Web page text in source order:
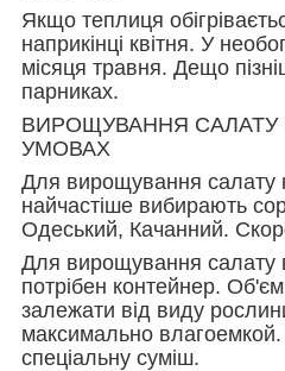
Якщо теплиця
наприкінці квітня. У
місяця травня. Дещо
парниках.
ВИРОЩУВАННЯ САЛАТУ
УМОВАХ
Для вирощування салату
найчастіше вибирають
Одеський, Качанний.
Для вирощування салату
потрібен контейнер.
залежати від виду
максимально
спеціальну суміш.